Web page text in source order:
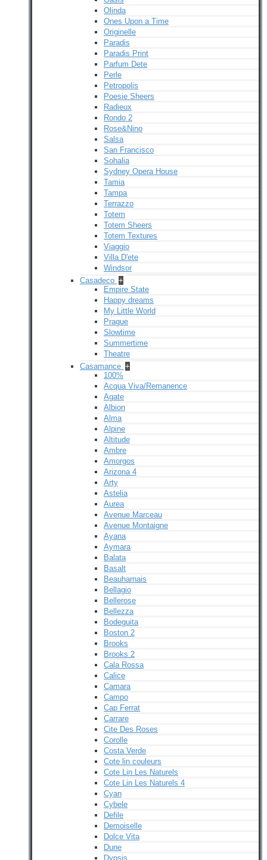
Olinda
Ones Upon a Time
Originelle
Paradis
Paradis Print
Parfum Dete
Perle
Petropolis
Poesie Sheers
Radieux
Rondo 2
Rose&Nino
Salsa
San Francisco
Sohalia
Sydney Opera House
Tamia
Tampa
Terrazzo
Totem
Totem Sheers
Totem Textures
Viaggio
Villa D'ete
Windsor
Casadeco +
Empire State
Happy dreams
My Little World
Prague
Slowtime
Summertime
Theatre
Casamance +
100%
Acqua Viva/Remanence
Agate
Albion
Alma
Alpine
Altitude
Ambre
Amorgos
Arizona 4
Arty
Astelia
Aurea
Avenue Marceau
Avenue Montaigne
Ayana
Aymara
Balata
Basalt
Beauharnais
Bellagio
Bellerose
Bellezza
Bodeguita
Boston 2
Brooks
Brooks 2
Cala Rossa
Calice
Camara
Campo
Cap Ferrat
Carrare
Cite Des Roses
Corolle
Costa Verde
Cote lin couleurs
Cote Lin Les Naturels
Cote Lin Les Naturels 4
Cyan
Cybele
Defile
Demoiselle
Dolce Vita
Dune
Dypsis